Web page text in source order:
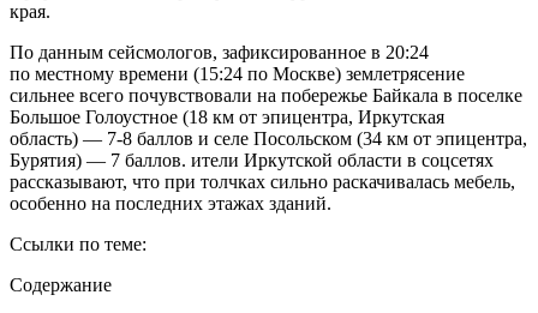
края.
По данным сейсмологов, зафиксированное в 20:24
по местному времени (15:24 по Москве) землетрясение
сильнее всего почувствовали на побережье Байкала в поселке
Большое Голоустное (18 км от эпицентра, Иркутская
область) — 7-8 баллов и селе Посольском (34 км от эпицентра,
Бурятия) — 7 баллов. ители Иркутской области в соцсетях
рассказывают, что при толчках сильно раскачивалась мебель,
особенно на последних этажах зданий.
Ссылки по теме:
Содержание